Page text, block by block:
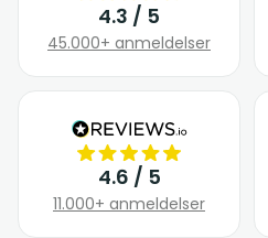
4.3 / 5
45.000+ anmeldelser
4.6 / 5
11.000+ anmeldelser